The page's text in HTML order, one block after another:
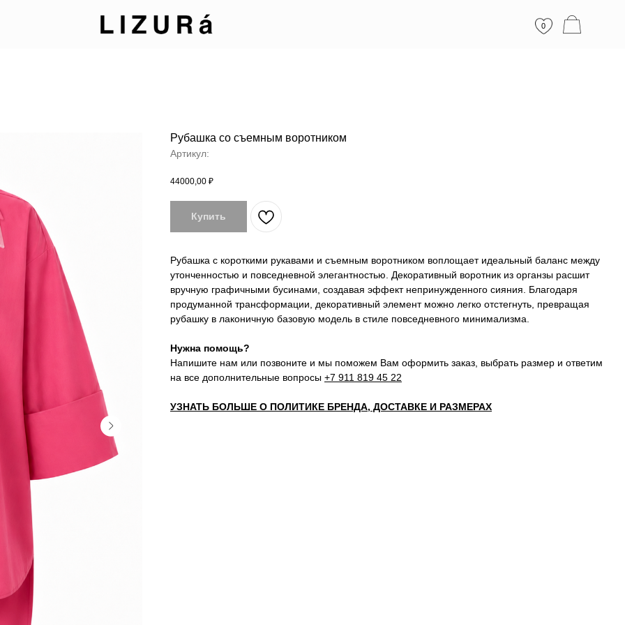
0
Рубашка со съемным воротником
Артикул:
44000,00 ₽
Купить
Рубашка с короткими рукавами и съемным воротником воплощает идеальный баланс между
утонченностью и повседневной элегантностью. Декоративный воротник из органзы расшит
вручную графичными бусинами, создавая эффект непринужденного сияния. Благодаря
продуманной трансформации, декоративный элемент можно легко отстегнуть, превращая
рубашку в лаконичную базовую модель в стиле повседневного минимализма.
Нужна помощь?
Напишите нам или позвоните и мы поможем Вам оформить заказ, выбрать размер и ответим
на все дополнительные вопросы +7 911 819 45 22
УЗНАТЬ БОЛЬШЕ О ПОЛИТИКЕ БРЕНДА, ДОСТАВКЕ И РАЗМЕРАХ